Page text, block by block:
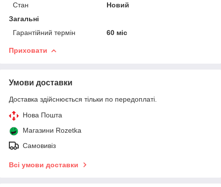
Стан
Новий
Загальні
Гарантійний термін
60 міс
Приховати
Умови доставки
Доставка здійснюється тільки по передоплаті.
Нова Пошта
Магазини Rozetka
Самовивіз
Всі умови доставки